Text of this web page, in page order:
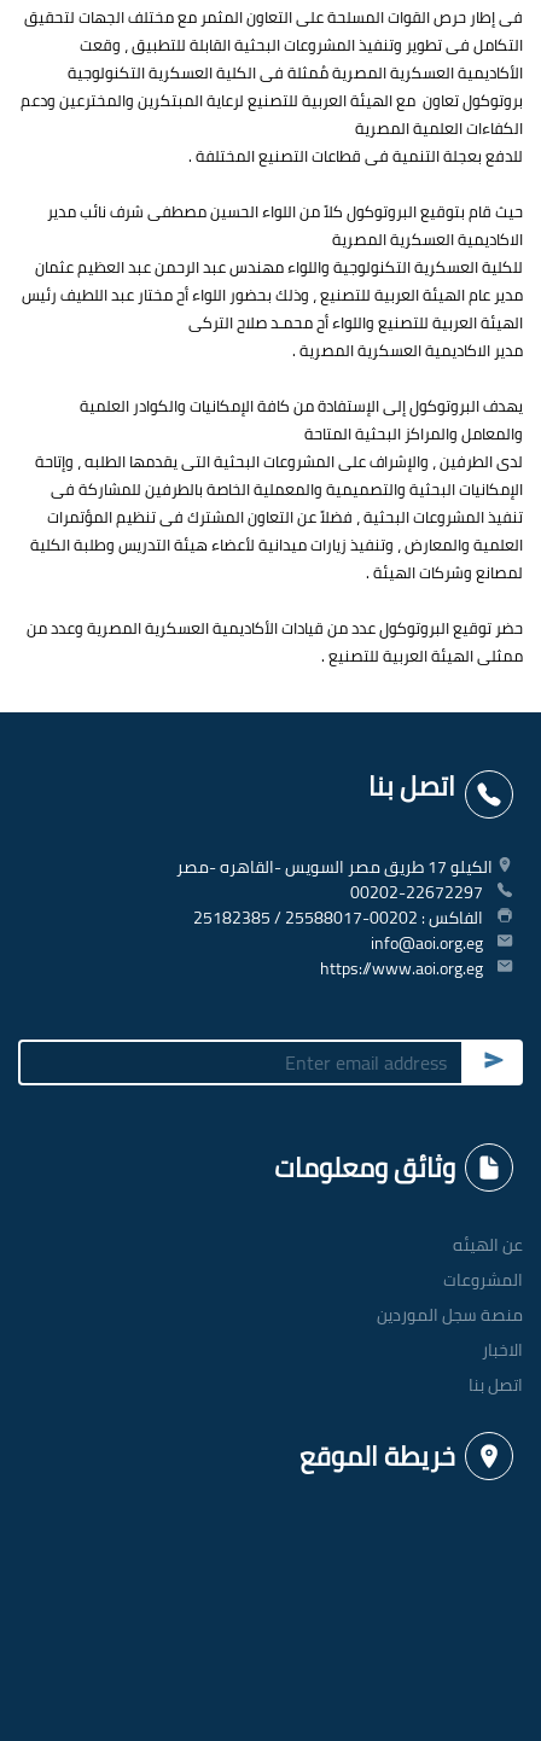
فى إطار حرص القوات المسلحة على التعاون المثمر مع مختلف الجهات لتحقيق
التكامل فى تطوير وتنفيذ المشروعات البحثية القابلة للتطبيق ، وقعت
الأكاديمية العسكرية المصرية مُمثلة فى الكلية العسكرية التكنولوجية
بروتوكول تعاون مع الهيئة العربية للتصنيع لرعاية المبتكرين والمخترعين ودعم
الكفاءات العلمية المصرية
للدفع بعجلة التنمية فى قطاعات التصنيع المختلفة .
حيث قام بتوقيع البروتوكول كلاً من اللواء الحسين مصطفى شرف نائب مدير
الاكاديمية العسكرية المصرية
للكلية العسكرية التكنولوجية واللواء مهندس عبد الرحمن عبد العظيم عثمان
مدير عام الهيئة العربية للتصنيع ، وذلك بحضور اللواء أح مختار عبد اللطيف رئيس
الهيئة العربية للتصنيع واللواء أح محمـد صلاح التركى
مدير الاكاديمية العسكرية المصرية .
يهدف البروتوكول إلى الإستفادة من كافة الإمكانيات والكوادر العلمية
والمعامل والمراكز البحثية المتاحة
لدى الطرفين ، والإشراف على المشروعات البحثية التى يقدمها الطلبه ، وإتاحة
الإمكانيات البحثية والتصميمية والمعملية الخاصة بالطرفين للمشاركة فى
تنفيذ المشروعات البحثية ، فضلاً عن التعاون المشترك فى تنظيم المؤتمرات
العلمية والمعارض ، وتنفيذ زيارات ميدانية لأعضاء هيئة التدريس وطلبة الكلية
لمصانع وشركات الهيئة .
حضر توقيع البروتوكول عدد من قيادات الأكاديمية العسكرية المصرية وعدد من
ممثلى الهيئة العربية للتصنيع .
اتصل بنا
الكيلو 17 طريق مصر السويس -القاهره -مصر
00202-22672297
الفاكس : 00202-25588017 / 25182385
info@aoi.org.eg
https://www.aoi.org.eg
Submit
وثائق ومعلومات
عن الهيئه
المشروعات
منصة سجل الموردين
الاخبار
اتصل بنا
خريطة الموقع